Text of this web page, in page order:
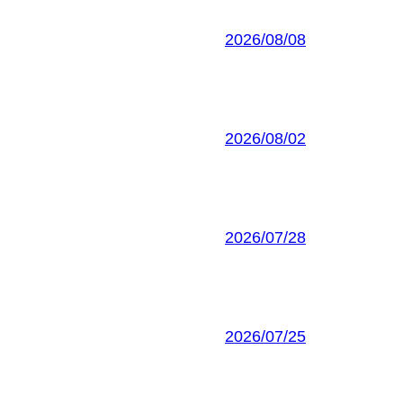
2026/08/08
2026/08/02
2026/07/28
2026/07/25